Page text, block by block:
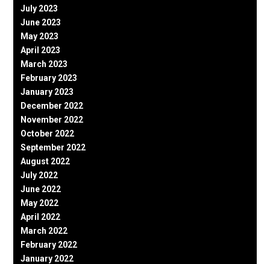
July 2023
June 2023
May 2023
April 2023
March 2023
February 2023
January 2023
December 2022
November 2022
October 2022
September 2022
August 2022
July 2022
June 2022
May 2022
April 2022
March 2022
February 2022
January 2022